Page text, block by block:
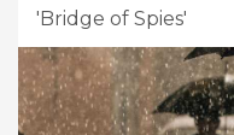
'Bridge of Spies'